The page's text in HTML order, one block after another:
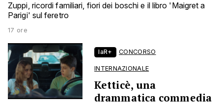
Zuppi, ricordi familiari, fiori dei boschi e il libro 'Maigret a
Parigi' sul feretro
17 ore
laR+ CONCORSO
INTERNAZIONALE
Ketticè, una
drammatica commedia